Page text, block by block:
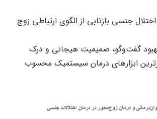
اختلال جنسی بازتابی از الگوی ارتباطی زوج
گفت‌وگو، صمیمیت هیجانی و درک
ابزارهای درمان سیستمیک محسوب